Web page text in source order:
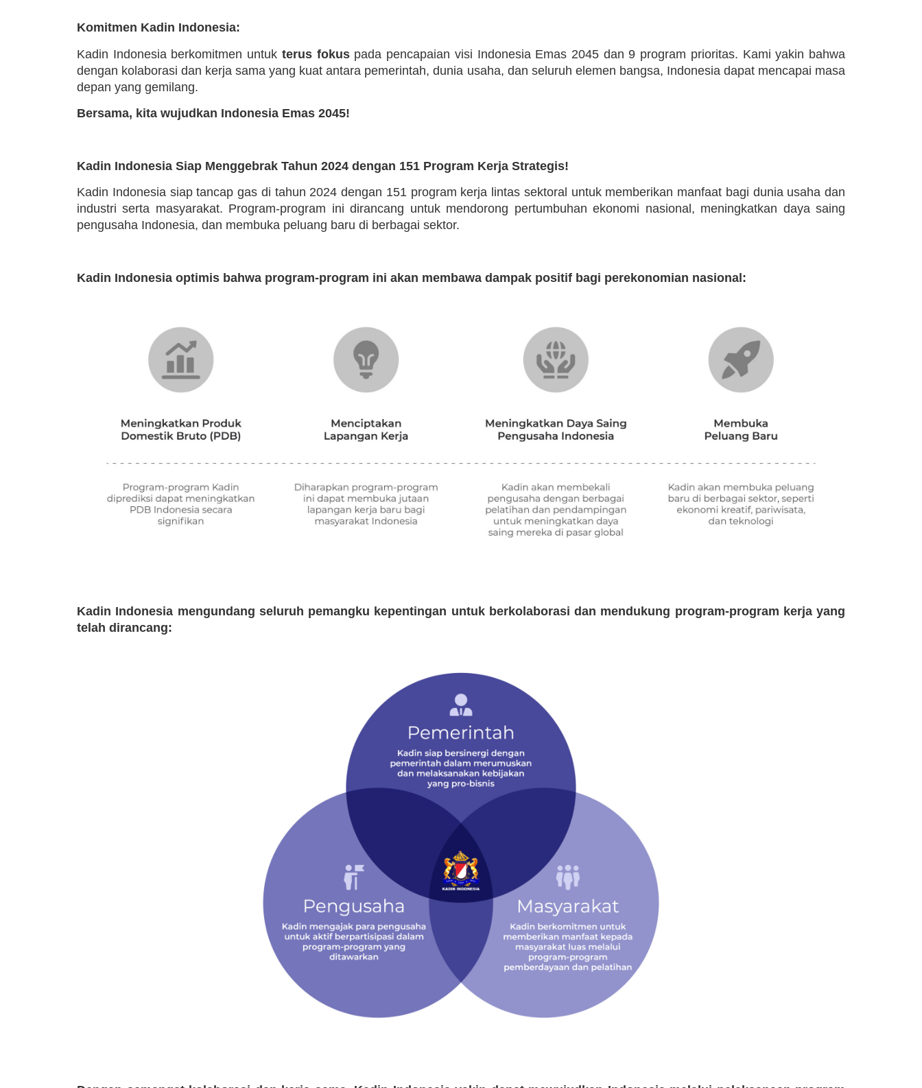
Komitmen Kadin Indonesia:
Kadin Indonesia berkomitmen untuk terus fokuspada pencapaian visi Indonesia Emas 2045 dan 9 program prioritas. Kami yakin bahwa
dengan kolaborasi dan kerja sama yang kuat antara pemerintah, dunia usaha, dan seluruh elemen bangsa, Indonesia dapat mencapai masa
depan yang gemilang.
Bersama, kita wujudkan Indonesia Emas 2045!
Kadin Indonesia Siap Menggebrak Tahun 2024 dengan 151 Program Kerja Strategis!
Kadin Indonesia siap tancap gas di tahun 2024 dengan 151 program kerja lintas sektoral untuk memberikan manfaat bagi dunia usaha dan
industri serta masyarakat. Program-program ini dirancang untuk mendorong pertumbuhan ekonomi nasional, meningkatkan daya saing
pengusaha Indonesia, dan membuka peluang baru di berbagai sektor.
Kadin Indonesia optimis bahwa program-program ini akan membawa dampak positif bagi perekonomian nasional:
Kadin Indonesia mengundang seluruh pemangku kepentingan untuk berkolaborasi dan mendukung program-program kerja yang
telah dirancang: